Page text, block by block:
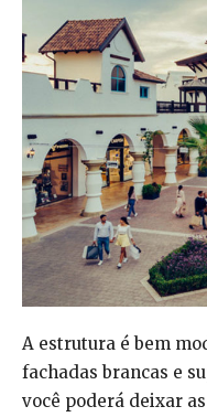
A estrutura é bem
fachadas brancas e
você poderá deixar